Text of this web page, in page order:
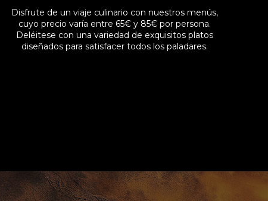
Disfrute de un viaje culinario con nuestros menús,
cuyo precio varía entre 65€ y 85€ por persona.
Deléitese con una variedad de exquisitos platos
diseñados para satisfacer todos los paladares.